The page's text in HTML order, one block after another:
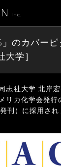
Inc.
のカバー
大学］
志社大学 北岸
リカ化学会発行
刊）に採用され